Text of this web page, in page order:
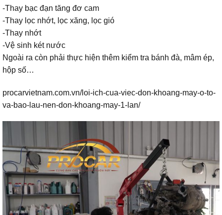
-Thay bạc đạn tăng đơ cam
-Thay lọc nhớt, lọc xăng, lọc gió
-Thay nhớt
-Vệ sinh két nước
Ngoài ra còn phải thực hiện thêm kiểm tra bánh đà, mâm ép,
hộp số…
procarvietnam.com.vn/loi-ich-cua-viec-don-khoang-may-o-to-
va-bao-lau-nen-don-khoang-may-1-lan/